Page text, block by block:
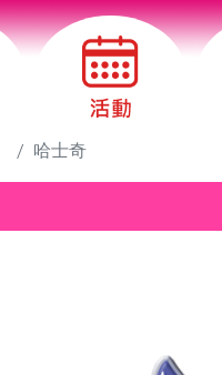
哈士奇